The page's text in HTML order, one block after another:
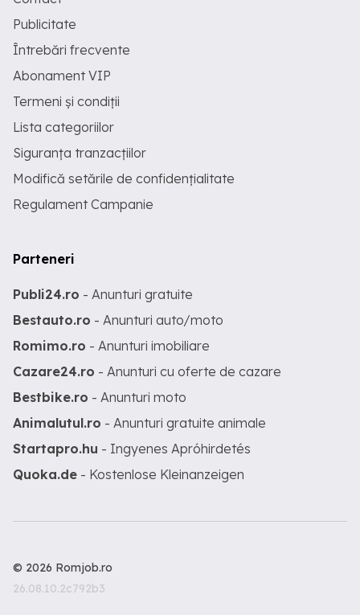
Publicitate
Întrebări frecvente
Abonament VIP
Termeni și condiții
Lista categoriilor
Siguranța tranzacțiilor
Modifică setările de confidențialitate
Regulament Campanie
Parteneri
Publi24.ro - Anunturi gratuite
Bestauto.ro - Anunturi auto/moto
Romimo.ro - Anunturi imobiliare
Cazare24.ro - Anunturi cu oferte de cazare
Bestbike.ro - Anunturi moto
Animalutul.ro - Anunturi gratuite animale
Startapro.hu - Ingyenes Apróhirdetés
Quoka.de - Kostenlose Kleinanzeigen
© 2026 Romjob.ro
26.08.10.2c792b3